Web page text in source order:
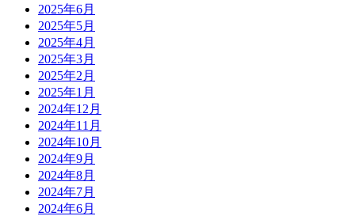
2025年6月
2025年5月
2025年4月
2025年3月
2025年2月
2025年1月
2024年12月
2024年11月
2024年10月
2024年9月
2024年8月
2024年7月
2024年6月